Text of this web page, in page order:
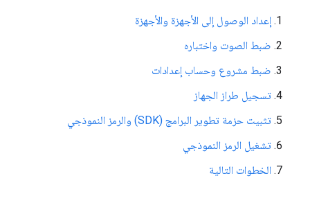
إعداد الوصول إلى الأجهزة والأجهزة
ضبط الصوت واختباره
ضبط مشروع وحساب إعدادات
تسجيل طراز الجهاز
تثبيت حزمة تطوير البرامج (SDK) والرمز النموذجي
تشغيل الرمز النموذجي
الخطوات التالية